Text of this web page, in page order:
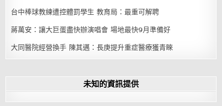
台中棒球教練遭控體罰學生 教育局：最重可解聘
蔣萬安：讓大巨蛋盡快辦演唱會 場地最快9月準備好
大同醫院經營換手 陳其邁：長庚提升重症醫療獲青睞
未知的資訊提供